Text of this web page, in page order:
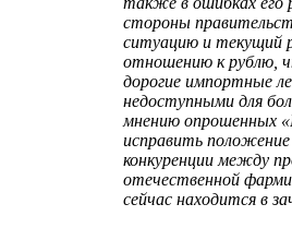
стороны
ситуацию и текущий
отношению к рублю,
дорогие импортные
недоступными для
мнению опрошенных
исправить
конкуренции между
отечественной
сейчас находится в